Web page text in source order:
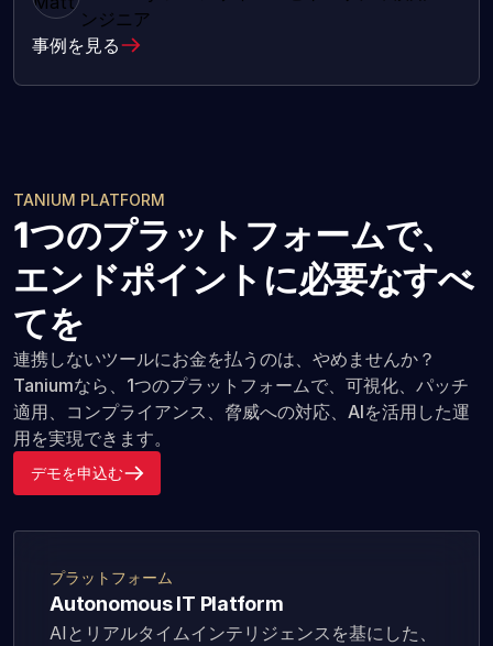
ンジニア
事例を見る
TANIUM PLATFORM
1つのプラットフォームで、
エンドポイントに必要なすべ
てを
連携しないツールにお金を払うのは、やめませんか？
Taniumなら、1つのプラットフォームで、可視化、パッチ
適用、コンプライアンス、脅威への対応、AIを活用した運
用を実現できます。
デモを申込む
プラットフォーム
Autonomous IT Platform
AIとリアルタイムインテリジェンスを基にした、